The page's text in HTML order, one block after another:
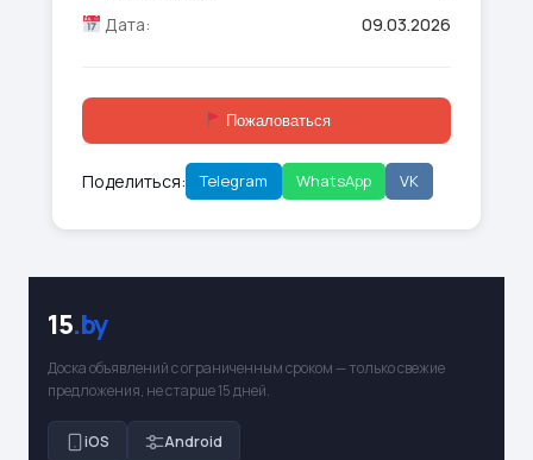
Дата:
09.03.2026
Пожаловаться
Поделиться: Telegram WhatsApp VK
15.by
Доска объявлений с ограниченным сроком — только свежие
предложения, не старше 15 дней.
iOS Android